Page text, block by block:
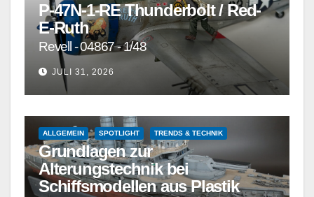
P-47N-1-RE Thunderbolt / Red-
E-Ruth
Revell - 04867 - 1/48
JULI 31, 2026
ALLGEMEIN SPOTLIGHT TRENDS & TECHNIK
Grundlagen zur
Alterungstechnik bei
Schiffsmodellen aus Plastik